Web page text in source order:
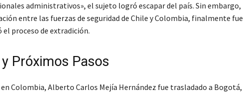
administrativos», el sujeto logró escapar del país. Sin embargo,
entre las fuerzas de seguridad de Chile y Colombia, finalmente fue
el proceso de extradición.
Próximos Pasos
Colombia, Alberto Carlos Mejía Hernández fue trasladado a Bogotá,